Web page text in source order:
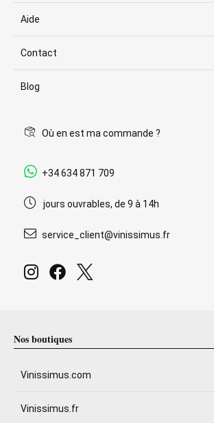
Aide
Contact
Blog
Où en est ma commande ?
+34 634 871 709
jours ouvrables, de 9 à 14h
service_client@vinissimus.fr
Nos boutiques
Vinissimus.com
Vinissimus.fr